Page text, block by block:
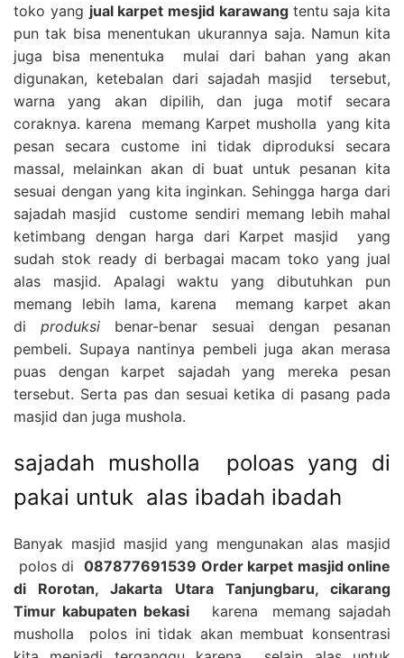
toko yang jual karpet mesjid karawang tentu saja kita
pun tak bisa menentukan ukurannya saja. Namun kita
juga bisa menentuka mulai dari bahan yang akan
digunakan, ketebalan dari sajadah masjid tersebut,
warna yang akan dipilih, dan juga motif secara
coraknya. karena memang Karpet musholla yang kita
pesan secara custome ini tidak diproduksi secara
massal, melainkan akan di buat untuk pesanan kita
sesuai dengan yang kita inginkan. Sehingga harga dari
sajadah masjid custome sendiri memang lebih mahal
ketimbang dengan harga dari Karpet masjid yang
sudah stok ready di berbagai macam toko yang jual
alas masjid. Apalagi waktu yang dibutuhkan pun
memang lebih lama, karena memang karpet akan
di produksi benar-benar sesuai dengan pesanan
pembeli. Supaya nantinya pembeli juga akan merasa
puas dengan karpet sajadah yang mereka pesan
tersebut. Serta pas dan sesuai ketika di pasang pada
masjid dan juga mushola.
sajadah musholla poloas yang di
pakai untuk alas ibadah ibadah
Banyak masjid masjid yang mengunakan alas masjid
polos di 087877691539 Order karpet masjid online
di Rorotan, Jakarta Utara Tanjungbaru, cikarang
Timur kabupaten bekasi karena memang sajadah
musholla polos ini tidak akan membuat konsentrasi